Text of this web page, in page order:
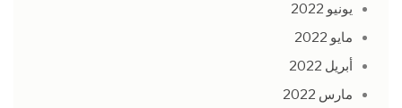
يونيو 2022
مايو 2022
أبريل 2022
مارس 2022